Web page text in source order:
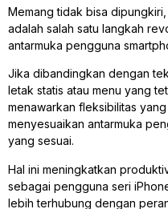
Memang tidak bisa
adalah salah satu langkah
antarmuka pengguna
Jika dibandingkan dengan
letak statis atau menu yang
menawarkan fleksibilitas
menyesuaikan antarmuka
yang sesuai.
Hal ini meningkatkan
sebagai pengguna seri
lebih terhubung dengan